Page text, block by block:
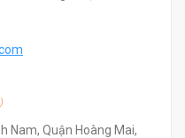
Nam, Quận Hoàng Mai,